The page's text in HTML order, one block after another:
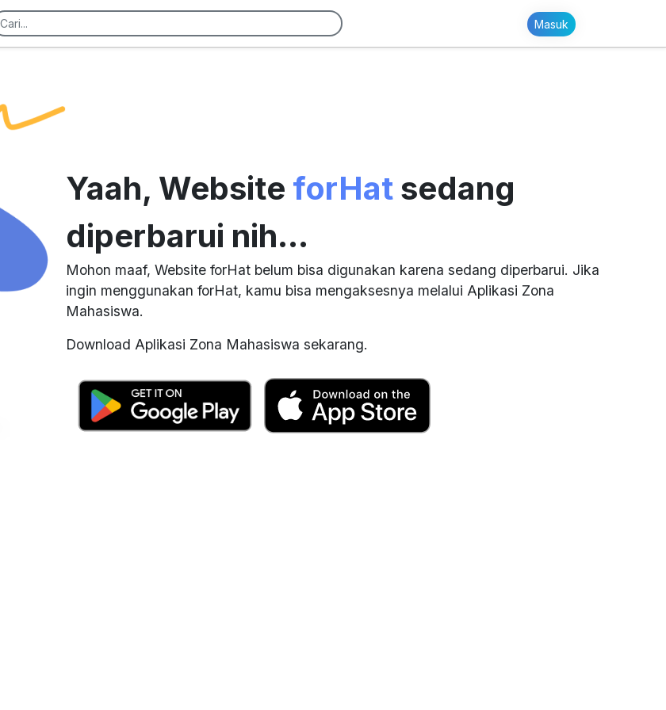
Masuk
Yaah, Website forHatsedang
diperbarui nih...
Mohon maaf, Website forHat belum bisa digunakan karena sedang diperbarui. Jika
ingin menggunakan forHat, kamu bisa mengaksesnya melalui Aplikasi Zona
Mahasiswa.
Download Aplikasi Zona Mahasiswa sekarang.